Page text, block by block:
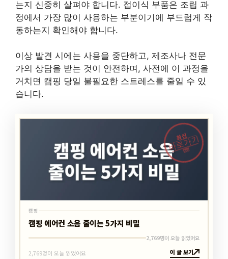
는지 신중히 살펴야 합니다. 접이식 부품은 조립 과
정에서 가장 많이 사용하는 부분이기에 부드럽게 작
동하는지 확인해야 합니다.
이상 발견 시에는 사용을 중단하고, 제조사나 전문
가의 상담을 받는 것이 안전하며, 사전에 이 과정을
거치면 캠핑 당일 불필요한 스트레스를 줄일 수 있
습니다.
최신
바로가기
캠핑
캠핑
캠핑 에어컨 소음 줄이는 5가지 비밀
2,769명이 오늘 읽었어요
2,769명이 오늘 읽었어요 이 글 보기